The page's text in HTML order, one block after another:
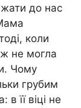
до нас
коли
не могла
Чому
грубим
її віці не